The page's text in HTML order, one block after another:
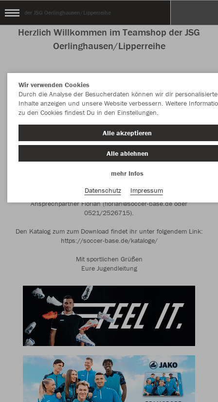
der JSG Oerlinghausen/Lipperreihe
Herzlich Willkommen im Teamshop der JSG
Oerlinghausen/Lipperreihe
Nachhaltig Farbe
Liebe Mitglieder,
wir haben über unseren Partner Soccerbase in Bielefeld den vollen
weiteren Artikeln oder Farbvarianten wendet euch gerne an unseren
Ansprechpartner Florian (florian@soccer-base.de oder
0521/2526715).
Den Katalog zum zum Download findet ihr unter folgendem Link:
https://soccer-base.de/kataloge/
Mit sportlichen Grüßen
Eure Jugendleitung
Wir verwenden Cookies
Durch die Analyse der Besucherdaten können wir dir personalisierte
Inhalte anzeigen und unsere Website verbessern. Weitere
zu den Cookies findest Du in den Einstellungen.
Alle akzeptieren
Alle ablehnen
mehr Infos
Datenschutz
Impressum